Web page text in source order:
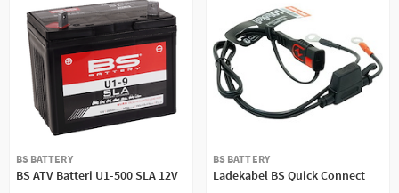
BS BATTERY
BS ATV Batteri U1-500 SLA 12V
BS BATTERY
Ladekabel BS Quick Connect